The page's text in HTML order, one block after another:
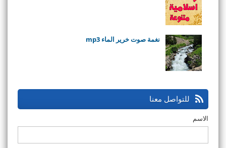
نغمة صوت خرير الماء mp3
للتواصل معنا
الاسم